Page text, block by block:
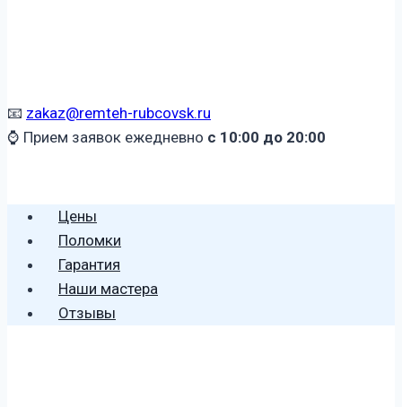
📧 zakaz@remteh-rubcovsk.ru
⌚ Прием заявок ежедневно с 10:00 до 20:00
Цены
Поломки
Гарантия
Наши мастера
Отзывы